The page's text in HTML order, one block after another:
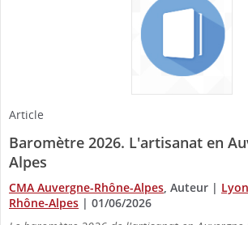
Article
Baromètre 2026. L'artisanat en
Alpes
CMA Auvergne-Rhône-Alpes , Auteur |
Rhône-Alpes | 01/06/2026